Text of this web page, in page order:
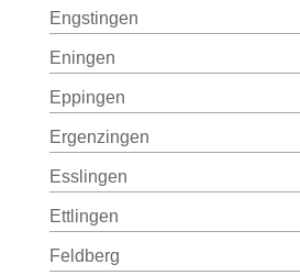
Engstingen
Eningen
Eppingen
Ergenzingen
Esslingen
Ettlingen
Feldberg